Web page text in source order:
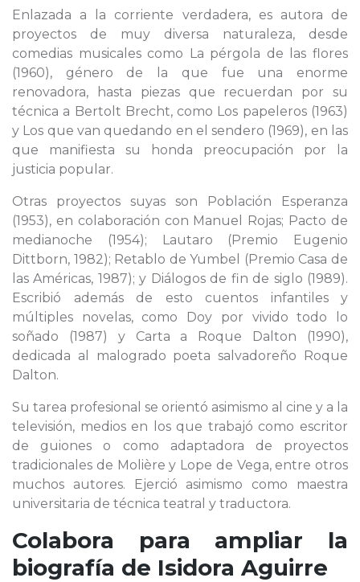
Enlazada a la corriente verdadera, es autora de
proyectos de muy diversa naturaleza, desde
comedias musicales como La pérgola de las flores
(1960), género de la que fue una enorme
renovadora, hasta piezas que recuerdan por su
técnica a Bertolt Brecht, como Los papeleros (1963)
y Los que van quedando en el sendero (1969), en las
que manifiesta su honda preocupación por la
justicia popular.
Otras proyectos suyas son Población Esperanza
(1953), en colaboración con Manuel Rojas; Pacto de
medianoche (1954); Lautaro (Premio Eugenio
Dittborn, 1982); Retablo de Yumbel (Premio Casa de
las Américas, 1987); y Diálogos de fin de siglo (1989).
Escribió además de esto cuentos infantiles y
múltiples novelas, como Doy por vivido todo lo
soñado (1987) y Carta a Roque Dalton (1990),
dedicada al malogrado poeta salvadoreño Roque
Dalton.
Su tarea profesional se orientó asimismo al cine y a la
televisión, medios en los que trabajó como escritor
de guiones o como adaptadora de proyectos
tradicionales de Molière y Lope de Vega, entre otros
muchos autores. Ejerció asimismo como maestra
universitaria de técnica teatral y traductora.
Colabora para ampliar la
biografía de Isidora Aguirre